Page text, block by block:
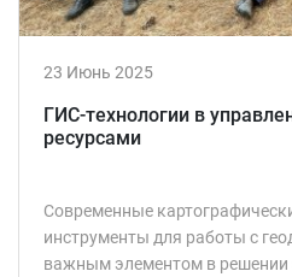
23 Июнь 2025
ГИС-технологии в
ресурсами
Современные
инструменты для работы с
важным элементом в решении